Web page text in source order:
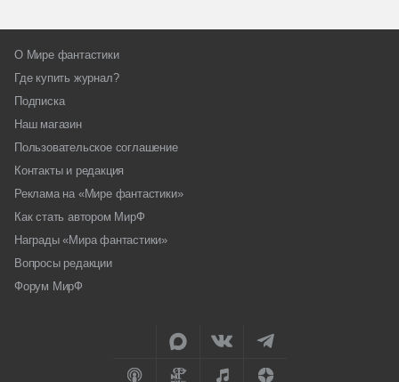
О Мире фантастики
Где купить журнал?
Подписка
Наш магазин
Пользовательское соглашение
Контакты и редакция
Реклама на «Мире фантастики»
Как стать автором МирФ
Награды «Мира фантастики»
Вопросы редакции
Форум МирФ